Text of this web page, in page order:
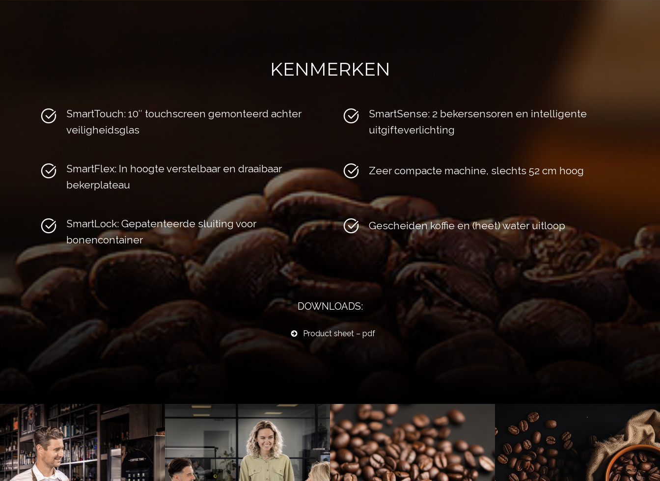
KENMERKEN
SmartTouch: 10″ touchscreen gemonteerd achter
veiligheidsglas
SmartSense: 2 bekersensoren en intelligente
uitgifteverlichting
SmartFlex: In hoogte verstelbaar en draaibaar
bekerplateau
Zeer compacte machine, slechts 52 cm hoog
SmartLock: Gepatenteerde sluiting voor
bonencontainer
Gescheiden koffie en (heet) water uitloop
DOWNLOADS:
Product sheet – pdf